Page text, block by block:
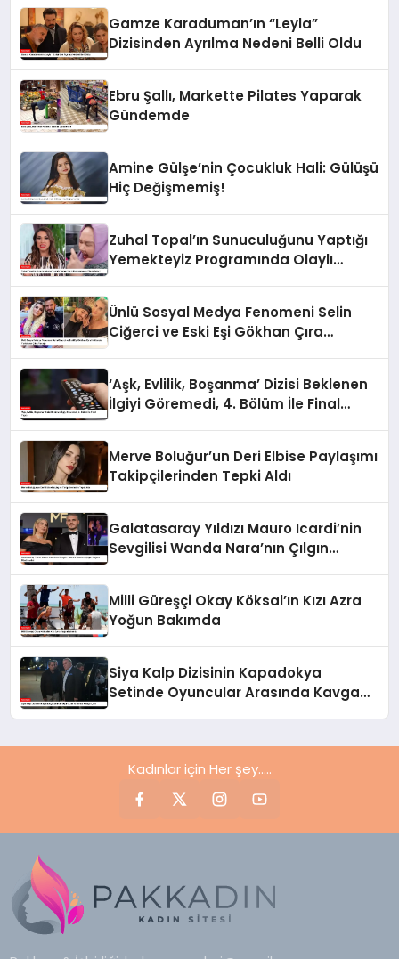
Gamze Karaduman’ın “Leyla”
Dizisinden Ayrılma Nedeni Belli Oldu
Ebru Şallı, Markette Pilates Yaparak
Gündemde
Amine Gülşe’nin Çocukluk Hali: Gülüşü
Hiç Değişmemiş!
Zuhal Topal’ın Sunuculuğunu Yaptığı
Yemekteyiz Programında Olaylı
Ünlü Sosyal Medya Fenomeni Selin
Ciğerci ve Eski Eşi Gökhan Çıra
‘Aşk, Evlilik, Boşanma’ Dizisi Beklenen
İlgiyi Göremedi, 4. Bölüm İle Final
Merve Boluğur’un Deri Elbise Paylaşımı
Takipçilerinden Tepki Aldı
Galatasaray Yıldızı Mauro Icardi’nin
Sevgilisi Wanda Nara’nın Çılgın
Milli Güreşçi Okay Köksal’ın Kızı Azra
Yoğun Bakımda
Siya Kalp Dizisinin Kapadokya
Setinde Oyuncular Arasında Kavga
Kadınlar için Her şey.....